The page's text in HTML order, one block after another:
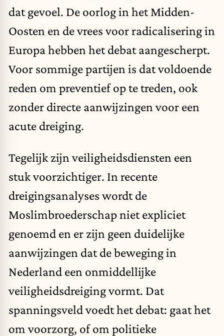
dat gevoel. De oorlog in het Midden-
Oosten en de vrees voor radicalisering in
Europa hebben het debat aangescherpt.
Voor sommige partijen is dat voldoende
reden om preventief op te treden, ook
zonder directe aanwijzingen voor een
acute dreiging.
Tegelijk zijn veiligheidsdiensten een
stuk voorzichtiger. In recente
dreigingsanalyses wordt de
Moslimbroederschap niet expliciet
genoemd en er zijn geen duidelijke
aanwijzingen dat de beweging in
Nederland een onmiddellijke
veiligheidsdreiging vormt. Dat
spanningsveld voedt het debat: gaat het
om voorzorg, of om politieke